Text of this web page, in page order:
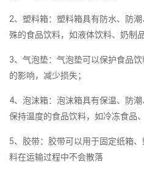
2、塑料箱：塑料箱具有防水、防
殊的食品饮料，如液体饮料、奶制品
3、气泡垫：气泡垫可以保护食品
的影响，减少损失；
4、泡沫箱：泡沫箱具有保温、防
保持温度的食品饮料，如冷冻食品
5、胶带：胶带可以用于固定纸箱
料在运输过程中不会散落